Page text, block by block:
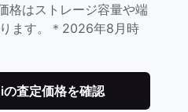
格はストレージ容量や端
ます。＊2026年8月時
査定価格を確認